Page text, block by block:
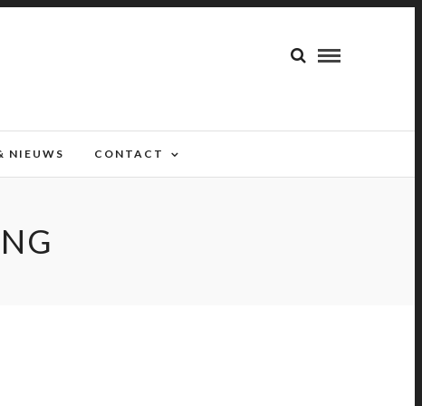
NIEUWS CONTACT